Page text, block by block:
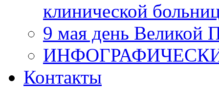
клинической
9 мая день Великой
Контакты